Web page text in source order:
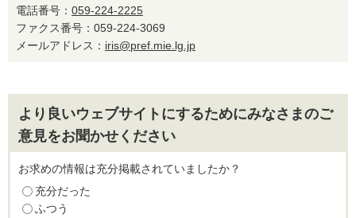
電話番号： 059-224-2225
ファクス番号：059-224-3069
メールアドレス： iris@pref.mie.lg.jp
より良いウェブサイトにするためにみなさまのご
意見をお聞かせください
お求めの情報は充分掲載されていましたか？
充分だった
ふつう